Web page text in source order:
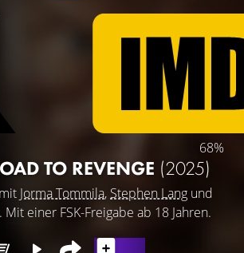
68%
TO REVENGE (2025)
Jorma Tommila, Stephen Lang und
. Mit einer FSK-Freigabe ab 18 Jahren.